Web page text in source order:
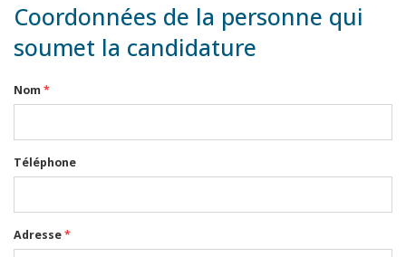
Coordonnées de la personne qui
soumet la candidature
Nom *
Téléphone
Adresse*